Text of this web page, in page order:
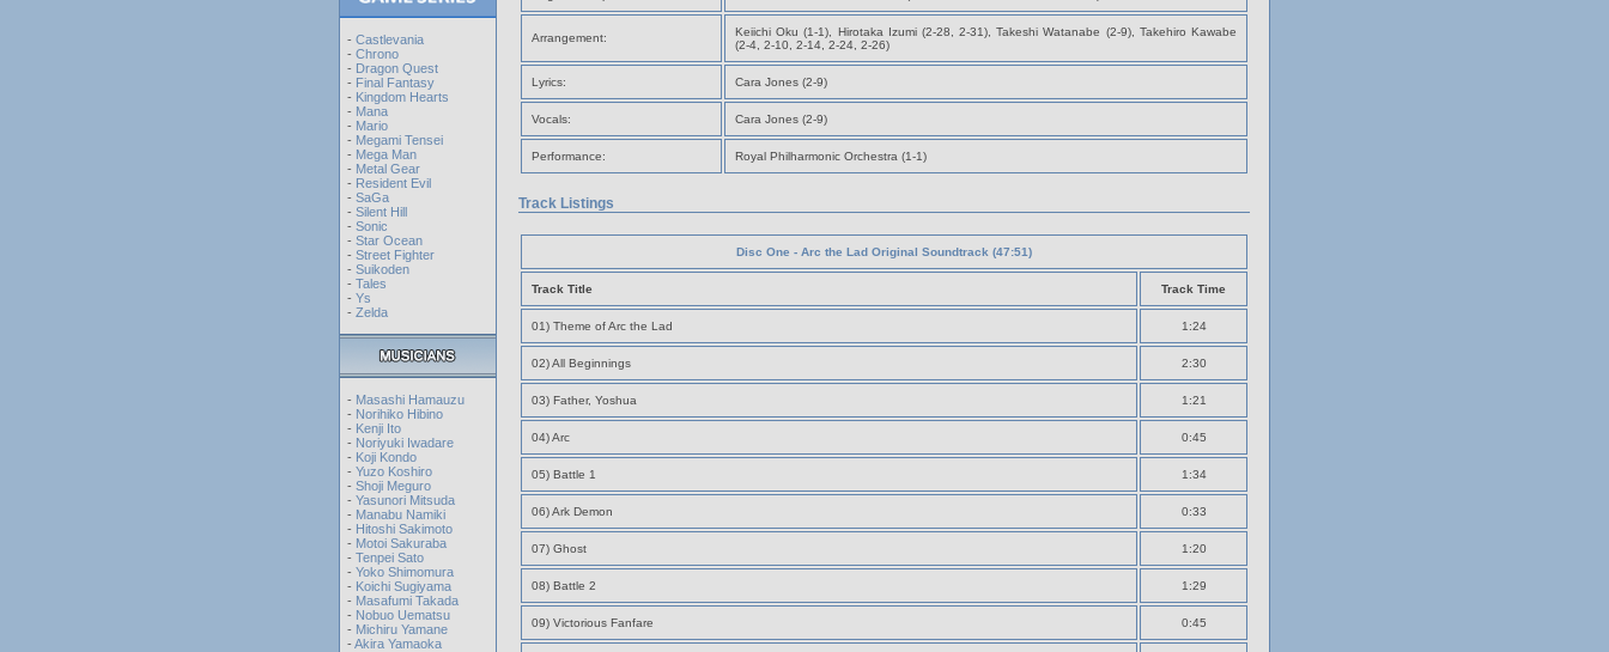
- Castlevania
- Chrono
- Dragon Quest
- Final Fantasy
- Kingdom Hearts
- Mana
- Mario
- Megami Tensei
- Mega Man
- Metal Gear
- Resident Evil
- SaGa
- Silent Hill
- Sonic
- Star Ocean
- Street Fighter
- Suikoden
- Tales
- Ys
- Zelda
- Masashi Hamauzu
- Norihiko Hibino
- Kenji Ito
- Noriyuki Iwadare
- Koji Kondo
- Yuzo Koshiro
- Shoji Meguro
- Yasunori Mitsuda
- Manabu Namiki
- Hitoshi Sakimoto
- Motoi Sakuraba
- Tenpei Sato
- Yoko Shimomura
- Koichi Sugiyama
- Masafumi Takada
- Nobuo Uematsu
- Michiru Yamane
- Akira Yamaoka
Arrangement:
Keiichi Oku (1-1), Hirotaka Izumi (2-28, 2-31), Takeshi Watanabe (2-9), Takehiro Kawabe
(2-4, 2-10, 2-14, 2-24, 2-26)
Lyrics: Cara Jones (2-9)
Vocals: Cara Jones (2-9)
Performance: Royal Philharmonic Orchestra (1-1)
Track Listings
Disc One - Arc the Lad Original Soundtrack (47:51)
Track Title Track Time
01) Theme of Arc the Lad 1:24
02) All Beginnings 2:30
03) Father, Yoshua 1:21
04) Arc 0:45
05) Battle 1 1:34
06) Ark Demon 0:33
07) Ghost 1:20
08) Battle 2 1:29
09) Victorious Fanfare 0:45